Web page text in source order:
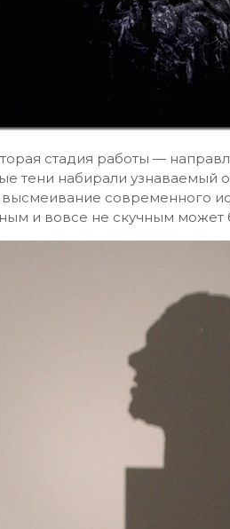
стадия работы —
тени набирали узнаваемый
современного
и вовсе не скучным может